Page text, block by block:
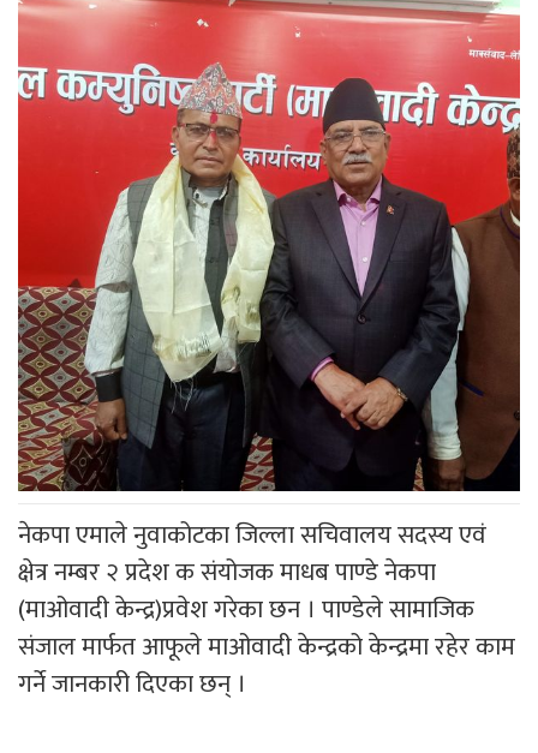
नेकपा एमाले नुवाकोटका जिल्ला सचिवालय सदस्य एवं
क्षेत्र नम्बर २ प्रदेश क संयोजक माधब पाण्डे नेकपा
(माओवादी केन्द्र)प्रवेश गरेका छन । पाण्डेले सामाजिक
संजाल मार्फत आफूले माओवादी केन्द्रको केन्द्रमा रहेर काम
गर्ने जानकारी दिएका छन् ।